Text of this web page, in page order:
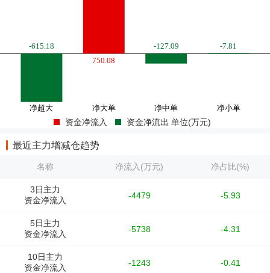
资金净流入 资金净流出 单位(万元)
最近主力增减仓趋势
名称 净流入(万元) 净占比(%)
3日主力
资金净流入
-4479 -5.93
5日主力
资金净流入
-5738 -4.31
10日主力
资金净流入
-1243 -0.41